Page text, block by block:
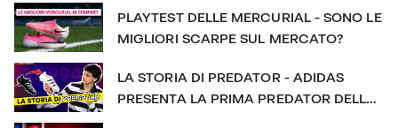
nulla sulle nuove Nike Mercurial! Diventa socio di Futbol
Emotion: http://bit.ly/FEClub Scopri il negozio online:
https://www.futbolemotion.com/it SOCIAL: IG:
https://www.instagram.com/futbolemotionit/ FB:
https://www.facebook.com/futbolemotionit/
#FutbolEmotion #mercurial #nikefoo
PLAYTEST DELLE MERCURIAL - SONO LE
MIGLIORI SCARPE SUL MERCATO?
LA STORIA DI PREDATOR - ADIDAS
PRESENTA LA PRIMA PREDATOR DELLA